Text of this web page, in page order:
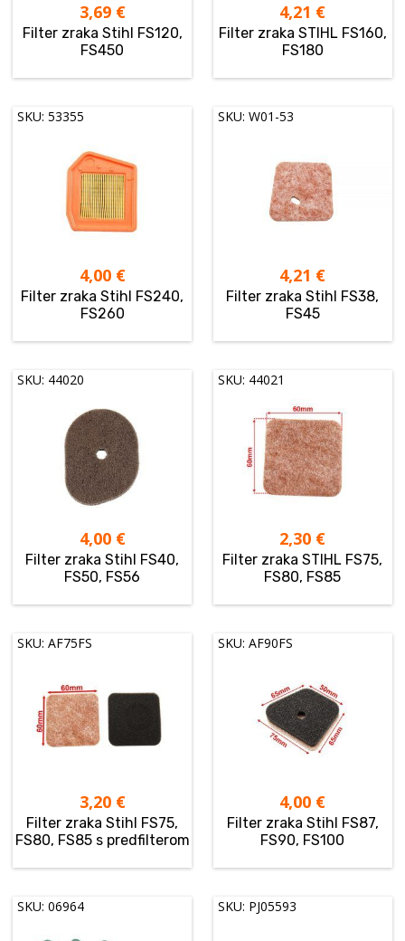
3,69 €
Filter zraka Stihl FS120,
FS450
4,21 €
Filter zraka STIHL FS160,
FS180
SKU: 53355
4,00 €
Filter zraka Stihl FS240,
FS260
SKU: W01-53
4,21 €
Filter zraka Stihl FS38,
FS45
SKU: 44020
4,00 €
Filter zraka Stihl FS40,
FS50, FS56
SKU: 44021
2,30 €
Filter zraka STIHL FS75,
FS80, FS85
SKU: AF75FS
3,20 €
Filter zraka Stihl FS75,
FS80, FS85 s predfilterom
SKU: AF90FS
4,00 €
Filter zraka Stihl FS87,
FS90, FS100
SKU: 06964 SKU: PJ05593